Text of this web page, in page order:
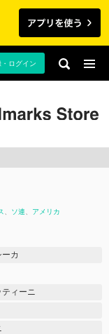
・ログイン
ソ連
アメリカ
カ
ィーニ